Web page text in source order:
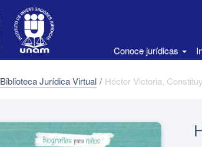
Conoce jurídicas
Biblioteca Jurídica Virtual / Héctor Victoria,